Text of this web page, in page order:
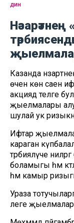
дин
Казанда
өчен көн саен
акциядә теләге
җыелмалары
шулай ук
Ифтар
караган
тәрбияләүче
боламыгы һәм
һәм камыр
Ураза
әлеге җыелмалар